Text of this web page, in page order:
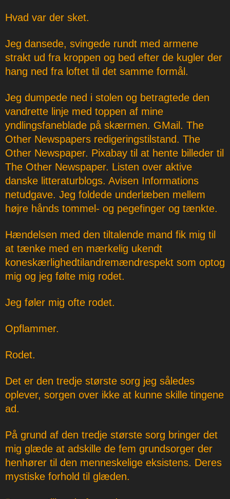
Hvad var der sket.
Jeg dansede, svingede rundt med armene
strakt ud fra kroppen og bed efter de kugler der
hang ned fra loftet til det samme formål.
Jeg dumpede ned i stolen og betragtede den
vandrette linje med toppen af mine
yndlingsfaneblade på skærmen. GMail. The
Other Newspapers redigeringstilstand. The
Other Newspaper. Pixabay til at hente billeder til
The Other Newspaper. Listen over aktive
danske litteraturblogs. Avisen Informations
netudgave. Jeg foldede underlæben mellem
højre hånds tommel- og pegefinger og tænkte.
Hændelsen med den tiltalende mand fik mig til
at tænke med en mærkelig ukendt
koneskærlighedtilandremændrespekt som optog
mig og jeg følte mig rodet.
Jeg føler mig ofte rodet.
Opflammer.
Rodet.
Det er den tredje største sorg jeg således
oplever, sorgen over ikke at kunne skille tingene
ad.
På grund af den tredje største sorg bringer det
mig glæde at adskille de fem grundsorger der
henhører til den menneskelige eksistens. Deres
mystiske forhold til glæden.